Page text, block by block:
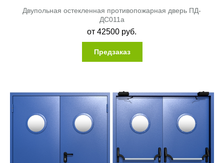
Двупольная остекленная противопожарная дверь ПД-
ДC011a
от42500 руб.
Предзаказ